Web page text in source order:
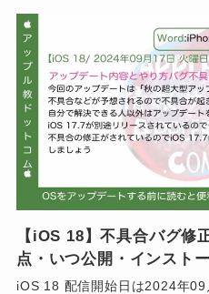
【iOS 18】不具合バグ修
点・いつ公開・インスト
iOS 18 配信開始日は2024年